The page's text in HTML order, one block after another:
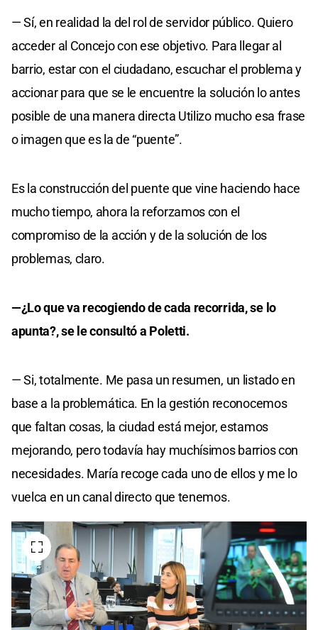
— Sí, en realidad la del rol de servidor público. Quiero
acceder al Concejo con ese objetivo. Para llegar al
barrio, estar con el ciudadano, escuchar el problema y
accionar para que se le encuentre la solución lo antes
posible de una manera directa Utilizo mucho esa frase
o imagen que es la de “puente”.
Es la construcción del puente que vine haciendo hace
mucho tiempo, ahora la reforzamos con el
compromiso de la acción y de la solución de los
problemas, claro.
—¿Lo que va recogiendo de cada recorrida, se lo
apunta?, se le consultó a Poletti.
— Si, totalmente. Me pasa un resumen, un listado en
base a la problemática. En la gestión reconocemos
que faltan cosas, la ciudad está mejor, estamos
mejorando, pero todavía hay muchísimos barrios con
necesidades. María recoge cada uno de ellos y me lo
vuelca en un canal directo que tenemos.